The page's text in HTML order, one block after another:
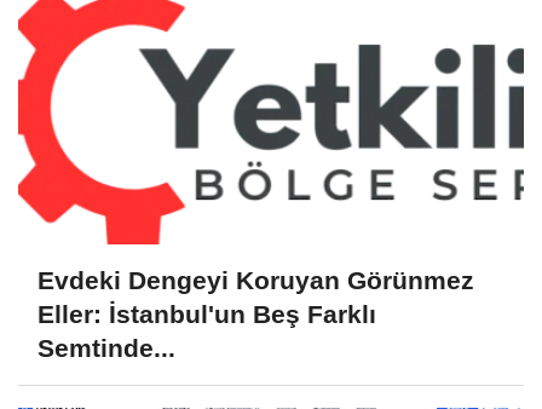
Evdeki Dengeyi Koruyan Görünmez
Eller: İstanbul'un Beş Farklı
Semtinde...